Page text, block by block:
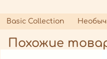
Basic Collection
Похожие